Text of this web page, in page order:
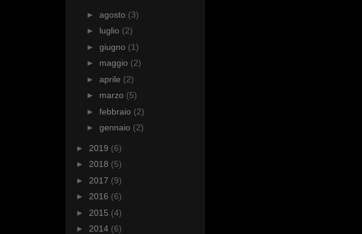
► agosto (3)
► luglio (2)
► giugno (1)
► maggio (2)
► aprile (2)
► marzo (5)
► febbraio (2)
► gennaio (2)
► 2019 (6)
► 2018 (5)
► 2017 (9)
► 2016 (6)
► 2015 (4)
► 2014 (6)